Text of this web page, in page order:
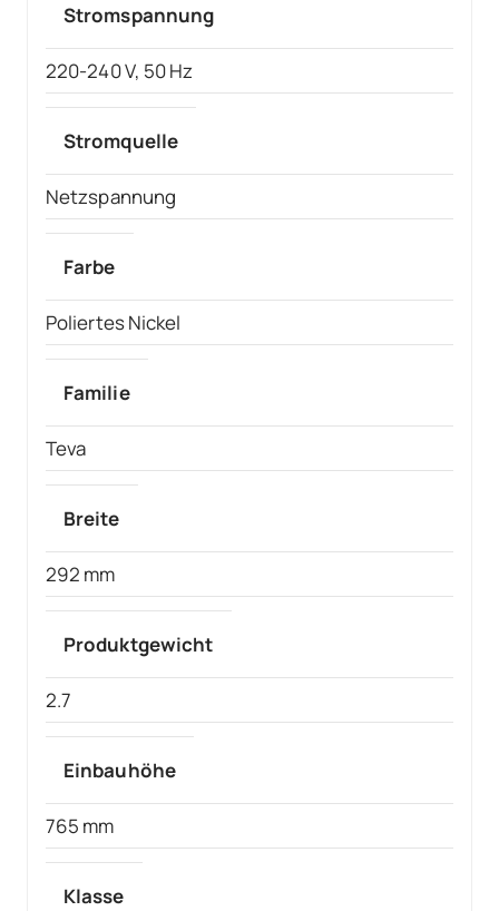
Stromspannung
220-240 V, 50 Hz
Stromquelle
Netzspannung
Farbe
Poliertes Nickel
Familie
Teva
Breite
292 mm
Produktgewicht
2.7
Einbauhöhe
765 mm
Klasse